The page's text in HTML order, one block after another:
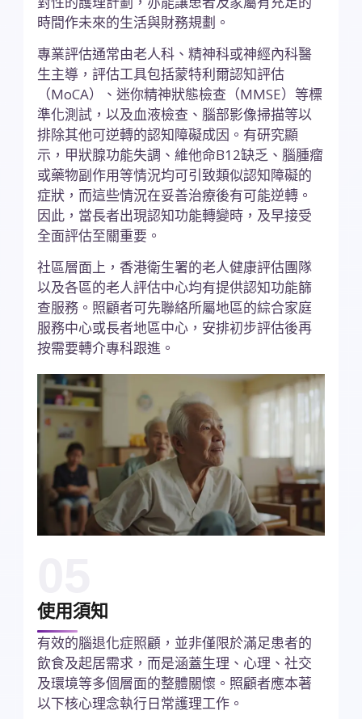
時間作未來的生活與財務規劃。
專業評估通常由老人科、精神科或神經內科醫
生主導，評估工具包括蒙特利爾認知評估
（MoCA）、迷你精神狀態檢查（MMSE）等標
準化測試，以及血液檢查、腦部影像掃描等以
排除其他可逆轉的認知障礙成因。有研究顯
示，甲狀腺功能失調、維他命B12缺乏、腦腫瘤
或藥物副作用等情況均可引致類似認知障礙的
症狀，而這些情況在妥善治療後有可能逆轉。
因此，當長者出現認知功能轉變時，及早接受
全面評估至關重要。
社區層面上，香港衛生署的老人健康評估團隊
以及各區的老人評估中心均有提供認知功能篩
查服務。照顧者可先聯絡所屬地區的綜合家庭
服務中心或長者地區中心，安排初步評估後再
按需要轉介專科跟進。
使用須知
有效的腦退化症照顧，並非僅限於滿足患者的
飲食及起居需求，而是涵蓋生理、心理、社交
及環境等多個層面的整體關懷。照顧者應本著
以下核心理念執行日常護理工作。